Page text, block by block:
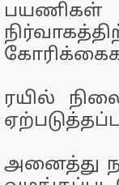
ரயில்
அனைத்து